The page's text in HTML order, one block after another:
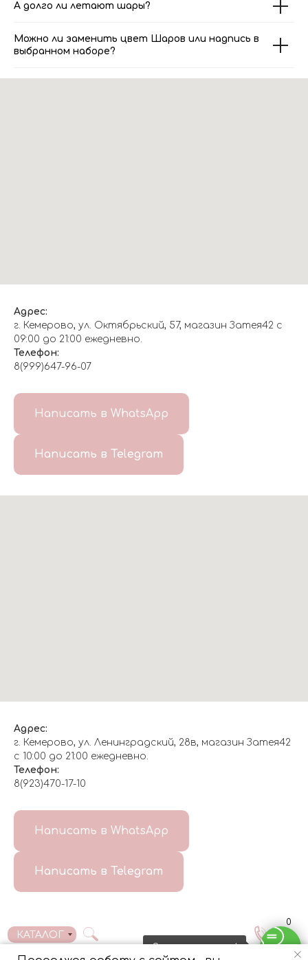
Свяжитесь с нами!
А долго ли летают шары?
Можно ли заменить цвет Шаров или надпись в
выбранном наборе?
Адрес:
г. Кемерово, ул. Октябрьский, 57, магазин Затея42 с
09:00 до 21:00 ежедневно.
Телефон:
8(999)647-96-07
Написать в WhatsApp
Написать в Telegram
Адрес:
г. Кемерово, ул. Ленинградский, 28в, магазин Затея42
с 10:00 до 21:00 ежедневно.
Телефон:
8(923)470-17-10
Написать в WhatsApp
Написать в Telegram
ДОСТАВКА/
0
КАТАЛОГ